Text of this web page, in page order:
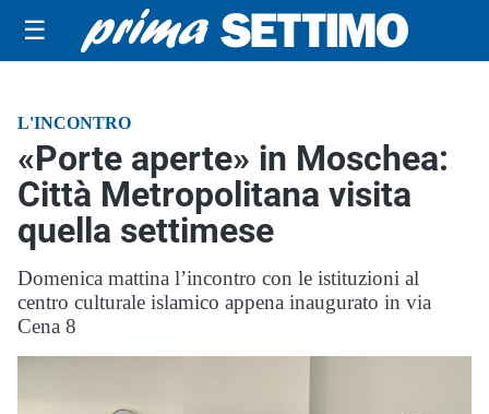
☰
L'INCONTRO
«Porte aperte» in Moschea:
Città Metropolitana visita
quella settimese
Domenica mattina l’incontro con le istituzioni al
centro culturale islamico appena inaugurato in via
Cena 8